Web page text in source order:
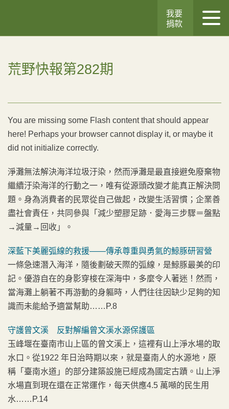
我要
捐款
荒野快報第282期
You are missing some Flash content that should appear
here! Perhaps your browser cannot display it, or maybe it
did not initialize correctly.
淨灘無法解決海洋垃圾汙染，然而淨灘是最直接避免廢棄物
繼續汙染海洋的行動之一，唯有從源頭改變才能真正解決問
題。身為消費者的民眾從自己做起，改變生活習慣；企業善
盡社會責任，共同參與「減少塑膠足跡．愛海三步驟＝盤點
→減量→回收」。
深藍下美麗弧線的救援——傳承尊重與勇氣的鯨豚研習營
一條急速潛入海洋，隨後劃破天際的弧線，是鯨豚最美的印
記。優游自在的身影穿梭在深海中，多麼令人著迷！然而，
當海灘上躺著不再游動的身軀時，人們往往因缺少足夠的知
識而未能給予適當幫助……P.8
守護曾文溪 反對解編曾文溪水源保護區
玉峰堰在臺南市山上區的曾文溪上，這裡有山上淨水場的取
水口。從1922 年日治時期以來，就是臺南人的水源地，原
稱「臺南水道」的部分建築設施已經成為國定古蹟。山上淨
水場直到現在還在正常運作，每天供應4.5 萬噸的民生用
水……P.14